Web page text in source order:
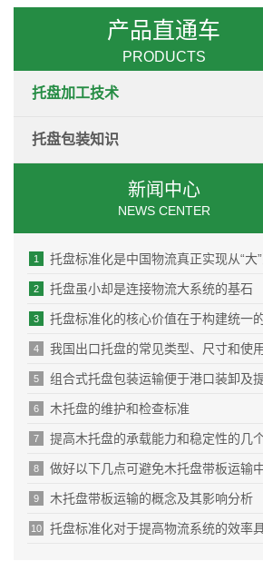
产品直通车
PRODUCTS
托盘加工技术
托盘包装知识
新闻中心
NEWS CENTER
1 托盘标准化是中国物流真正实现从“大”到“强”的
2 托盘虽小却是连接物流大系统的基石
3 托盘标准化的核心价值在于构建统一的物理
4 我国出口托盘的常见类型、尺寸和使
5 组合式托盘包装运输便于港口装卸及提高海关查验
6 木托盘的维护和检查标准
7 提高木托盘的承载能力和稳定性的几个关
8 做好以下几点可避免木托盘带板运输中的货物
9 木托盘带板运输的概念及其影响分析
10 托盘标准化对于提高物流系统的效率具有显著的